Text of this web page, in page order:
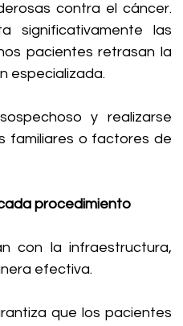
contra el cáncer.
significativamente las
pacientes retrasan la
especializada.
y realizarse
familiares o factores de
procedimiento
con la infraestructura,
efectiva.
que los pacientes